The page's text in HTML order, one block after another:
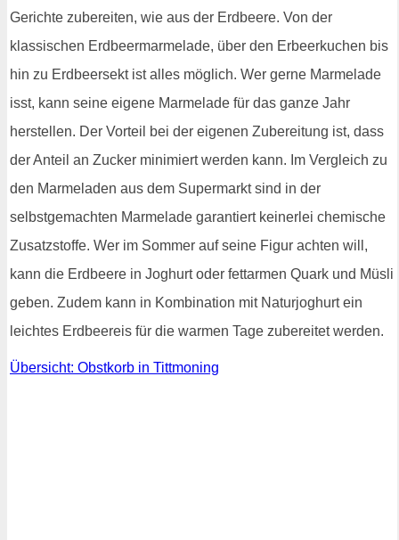
Gerichte zubereiten, wie aus der Erdbeere. Von der
klassischen Erdbeermarmelade, über den Erbeerkuchen bis
hin zu Erdbeersekt ist alles möglich. Wer gerne Marmelade
isst, kann seine eigene Marmelade für das ganze Jahr
herstellen. Der Vorteil bei der eigenen Zubereitung ist, dass
der Anteil an Zucker minimiert werden kann. Im Vergleich zu
den Marmeladen aus dem Supermarkt sind in der
selbstgemachten Marmelade garantiert keinerlei chemische
Zusatzstoffe. Wer im Sommer auf seine Figur achten will,
kann die Erdbeere in Joghurt oder fettarmen Quark und Müsli
geben. Zudem kann in Kombination mit Naturjoghurt ein
leichtes Erdbeereis für die warmen Tage zubereitet werden.
Übersicht: Obstkorb in Tittmoning